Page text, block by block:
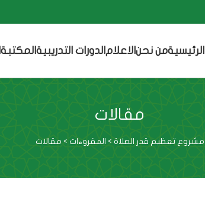
الرئيسيةمن نحن الاعلام الدورات التدريبية المكتبة
مقالات
مشروع تعظيم قدر الصلاة > المقروءات > مقالات